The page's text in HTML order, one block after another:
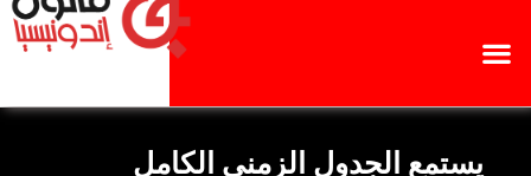
يستمع الجدول الزمني الكامل